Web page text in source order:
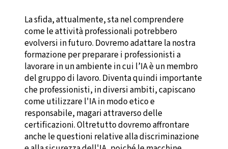
La sfida, attualmente, sta nel comprendere
come le attività professionali potrebbero
evolversi in futuro. Dovremo adattare la nostra
formazione per preparare i professionisti a
lavorare in un ambiente in cui l’IA è un membro
del gruppo di lavoro. Diventa quindi importante
che professionisti, in diversi ambiti, capiscano
come utilizzare l'IA in modo etico e
responsabile, magari attraverso delle
certificazioni. Oltretutto dovremo affrontare
anche le questioni relative alla discriminazione